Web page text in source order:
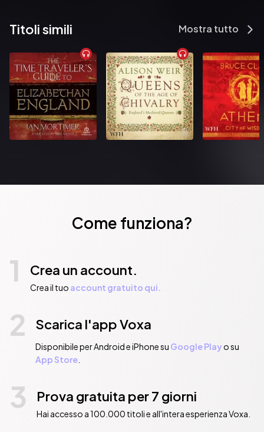
Titoli simili Mostra tutto
Come funziona?
1 Crea un account.
Crea il tuo account gratuito qui.
2 Scarica l'app Voxa
Disponibile per Android e iPhone su Google Playo su
App Store.
3 Prova gratuita per 7 giorni
Hai accesso a 100.000 titoli e all'intera esperienza Voxa.